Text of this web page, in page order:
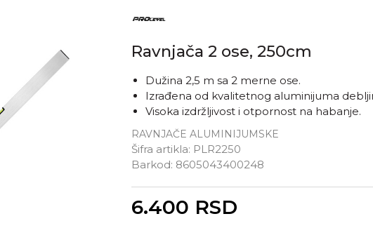
Ravnjača 2 ose, 250cm
RAVNJAČE ALUMINIJUMSKE
Šifra artikla: PLR2250
Barkod: 8605043400248
Dužina 2,5 m sa 2 merne ose.
Izrađena od kvalitetnog aluminijuma
Visoka izdržljivost i otpornost na habanje.
6.400 RSD